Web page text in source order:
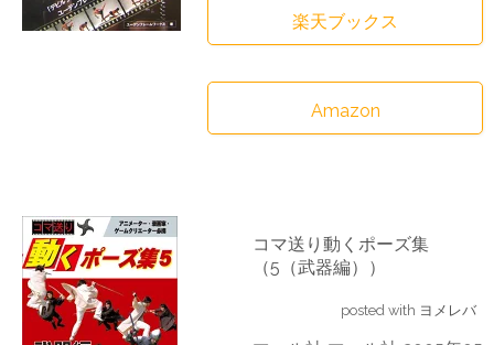
楽天ブックス
Amazon
コマ送り動くポーズ集
（5（武器編））
posted with ヨメレバ